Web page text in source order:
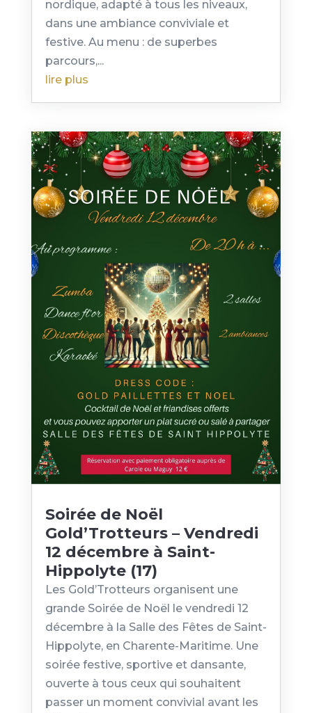
nordique, adapté à tous les niveaux,
dans une ambiance conviviale et
festive. Au menu : de superbes
parcours,...
lire plus
Soirée de Noël
Gold’Trotteurs – Vendredi
12 décembre à Saint-
Hippolyte (17)
Les Gold’Trotteurs organisent une
grande Soirée de Noël le vendredi 12
décembre à la Salle des Fêtes de Saint-
Hippolyte, en Charente-Maritime. Une
soirée festive, sportive et dansante,
ouverte à tous ceux qui souhaitent
passer un moment convivial avant les